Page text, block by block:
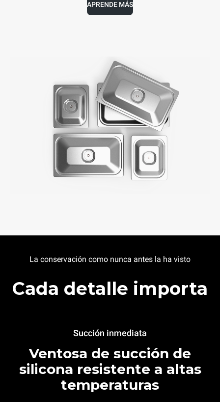
APRENDE MÁS
La conservación como nunca antes la ha visto
Cada detalle importa
Succión inmediata
Ventosa de succión de
silicona resistente a altas
temperaturas